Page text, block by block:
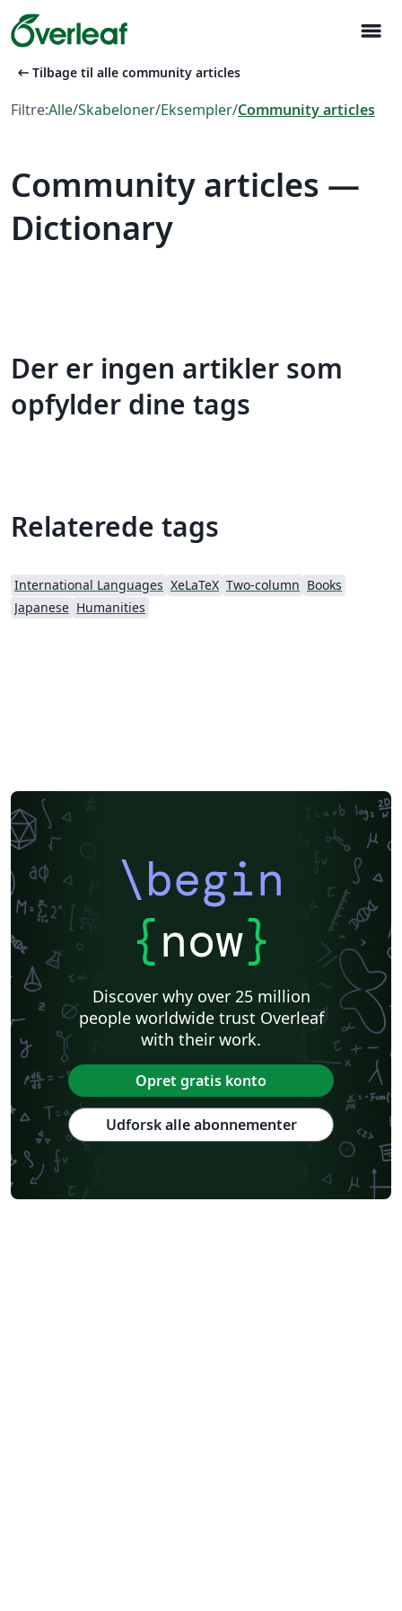
menu
arrow_left_alt Tilbage til alle community articles
Filtre:Alle/Skabeloner/Eksempler/Community articles
Community articles —
Dictionary
Der er ingen artikler som
opfylder dine tags
Relaterede tags
International Languages XeLaTeX Two-column Books
Japanese Humanities
\begin
{now}
Discover why over 25 million
people worldwide trust Overleaf
with their work.
Opret gratis konto
Udforsk alle abonnementer